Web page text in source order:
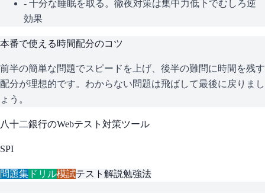
- 十分な睡眠を取る。徹夜対策は集中力低下でむしろ逆
効果
本番で使える時間配分のコツ
前半の簡単な問題でスピードを上げ、後半の難問に時間を残す
配分が理想的です。わからない問題は飛ばして最後に戻りまし
ょう。
八十二銀行のWebテスト対策ツール
SPI
問題集 ドリル模試テスト解説勉強法